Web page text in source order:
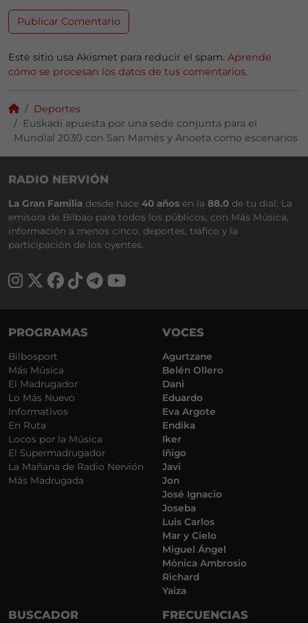
Este sitio usa Akismet para reducir el spam. Aprende
cómo se procesan los datos de tus comentarios.
Deportes
Euskadi apuesta por una sede conjunta para el
Mundial 2030 con San Mamés y Anoeta como escenarios
RADIO NERVIÓN
La Gran Familia desde hace 40 años en la 88.0 de tu dial. La
emisora de Bilbao para todos los públicos, con Más Música,
información a menos cinco, deportes, tráfico y la
participación de los oyentes.
PROGRAMAS
Bilbosport
Más Música
El Madrugador
Lo Más Nuevo
Informativos
En Ruta
Locos por la Música
El Supermadrugador
La Mañana de Radio Nervión
Más Madrugada
VOCES
Agurtzane
Belén Ollero
Dani
Eduardo
Eva Argote
Endika
Iker
Iñigo
Javi
Jon
José Ignacio
Joseba
Luis Carlos
Mar y Cielo
Miguel Ángel
Mónica Ambrosio
Richard
Yaiza
BUSCADOR FRECUENCIAS